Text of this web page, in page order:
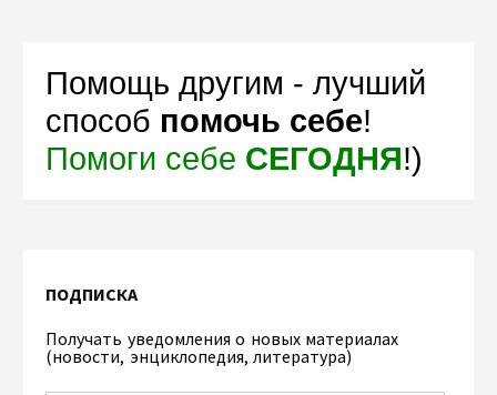
Помощь другим - лучший
способ помочь себе!
Помоги себе СЕГОДНЯ!)
ПОДПИСКА
Получать уведомления о новых материалах
(новости, энциклопедия, литература)